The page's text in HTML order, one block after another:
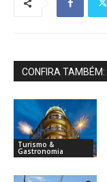
CONFIRA TAMBÉM:
Turismo &
Gastronomia